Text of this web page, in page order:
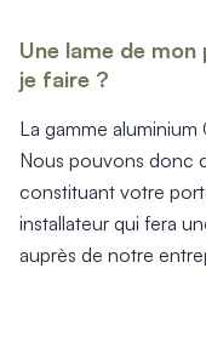
Une lame de
je faire ?
La gamme
Nous pouvons donc
constituant votre
installateur qui fera
auprès de notre